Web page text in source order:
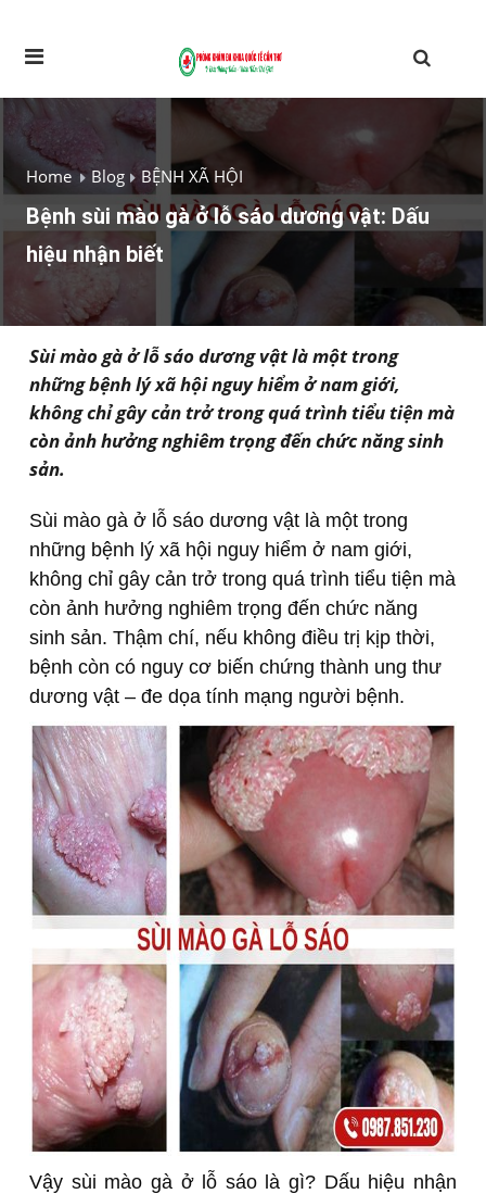
Home Blog BỆNH XÃ HỘI
Bệnh sùi mào gà ở lỗ sáo dương vật: Dấu
hiệu nhận biết
Sùi mào gà ở lỗ sáo dương vật là một trong
những bệnh lý xã hội nguy hiểm ở nam giới,
không chỉ gây cản trở trong quá trình tiểu tiện mà
còn ảnh hưởng nghiêm trọng đến chức năng sinh
sản.
Sùi mào gà ở lỗ sáo dương vật là một trong
những bệnh lý xã hội nguy hiểm ở nam giới,
không chỉ gây cản trở trong quá trình tiểu tiện mà
còn ảnh hưởng nghiêm trọng đến chức năng
sinh sản. Thậm chí, nếu không điều trị kịp thời,
bệnh còn có nguy cơ biến chứng thành ung thư
dương vật – đe dọa tính mạng người bệnh.
Vậy sùi mào gà ở lỗ sáo là gì? Dấu hiệu nhận